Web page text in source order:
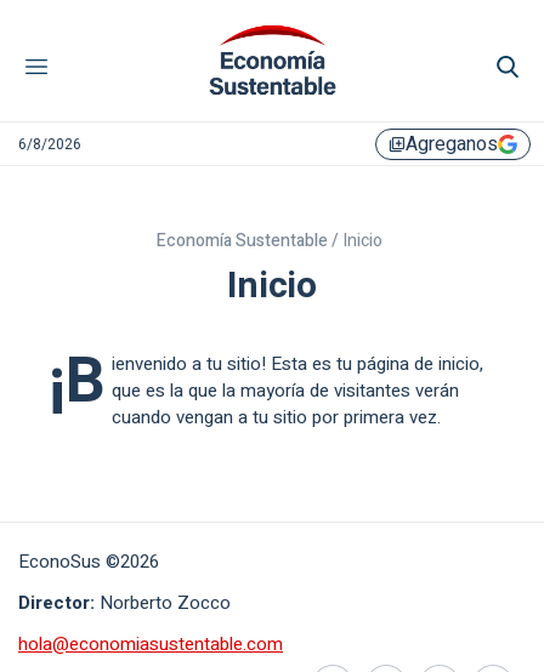
6/8/2026 library_addAgreganos
Economía Sustentable / Inicio
Inicio
¡B ienvenido a tu sitio! Esta es tu página de inicio,
que es la que la mayoría de visitantes verán
cuando vengan a tu sitio por primera vez.
EconoSus ©2026
Director: Norberto Zocco
hola@economiasustentable.com